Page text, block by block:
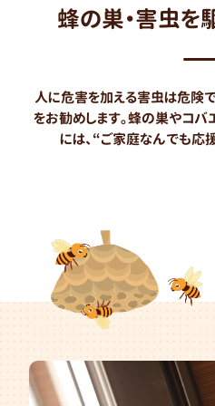
蜂の巣・害虫を
人に危害を加える害虫は危険
をお勧めします。蜂の巣やコ
には、“ご家庭なんでも応